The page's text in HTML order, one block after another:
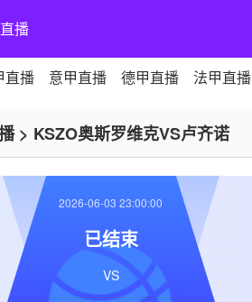
播
直播 意甲直播 德甲直播 法甲直播
> KSZO奥斯罗维克VS卢齐诺
2026-06-03 23:00:00
已结束
VS